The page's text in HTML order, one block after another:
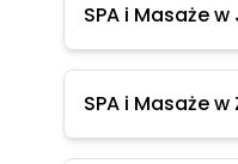
SPA i Masaże
SPA i Masaże